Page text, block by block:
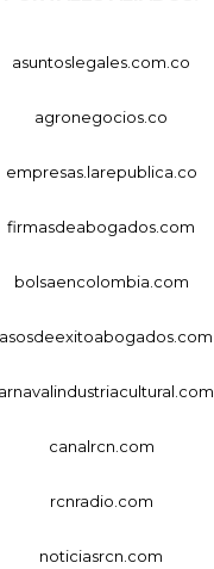
asuntoslegales.com.co
agronegocios.co
empresas.larepublica.co
firmasdeabogados.com
bolsaencolombia.com
canalrcn.com
rcnradio.com
noticiasrcn.com